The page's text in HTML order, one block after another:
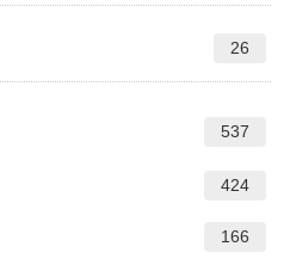
26
537
424
166